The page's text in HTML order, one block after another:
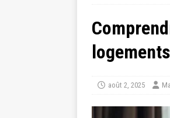
août 2, 2025